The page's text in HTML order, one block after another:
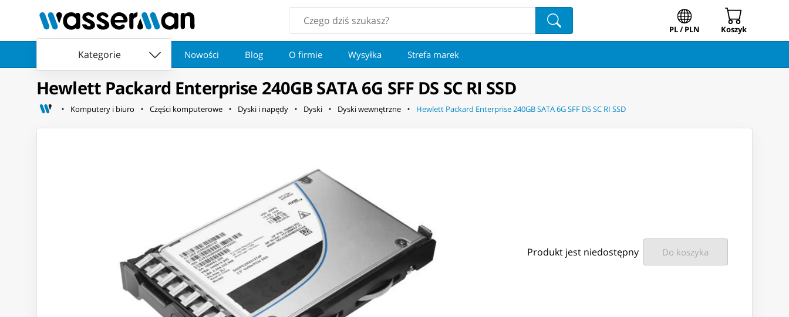
PL / PLN Koszyk
Kategorie Nowości Blog O firmie Wysyłka Strefa marek
Hewlett Packard Enterprise 240GB SATA 6G SFF DS SC RI SSD
Komputery i biuro Części komputerowe Dyski i napędy Dyski Dyski wewnętrzne Hewlett Packard Enterprise 240GB SATA 6G SFF DS SC RI SSD
Produkt jest niedostępny Do koszyka